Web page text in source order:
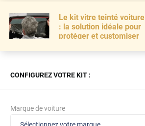
Le kit vitre teinté voiture
: la solution idéale pour
protéger et customiser
CONFIGUREZ VOTRE KIT :
Marque de voiture